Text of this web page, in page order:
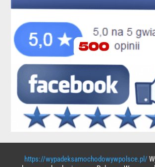
https://wypadeksamochodowywpolsce.pl/